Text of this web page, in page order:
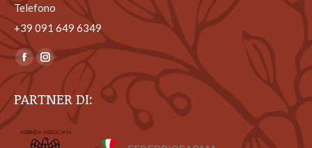
Telefono
+39 ‎091 649 6349
Ci puoi trovare su:
Facebook
page
opens
new
Instagram
page
opens
new
PARTNER DI: